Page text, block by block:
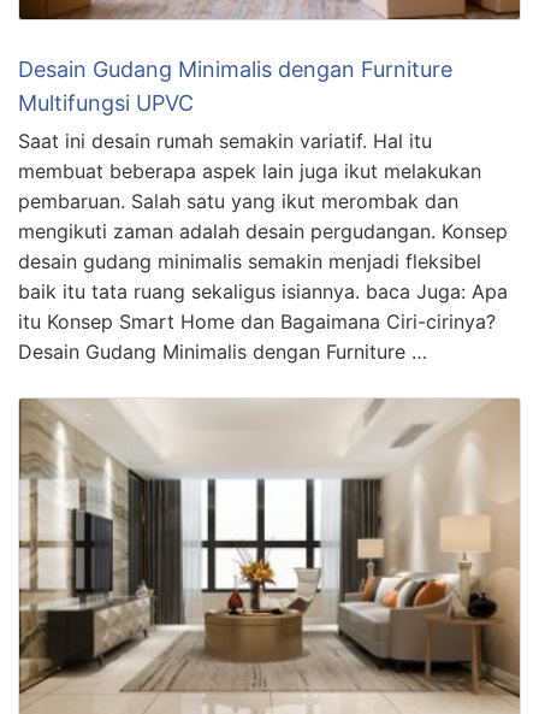
Desain Gudang Minimalis dengan Furniture
Multifungsi UPVC
Saat ini desain rumah semakin variatif. Hal itu
membuat beberapa aspek lain juga ikut melakukan
pembaruan. Salah satu yang ikut merombak dan
mengikuti zaman adalah desain pergudangan. Konsep
desain gudang minimalis semakin menjadi fleksibel
baik itu tata ruang sekaligus isiannya. baca Juga: Apa
itu Konsep Smart Home dan Bagaimana Ciri-cirinya?
Desain Gudang Minimalis dengan Furniture …